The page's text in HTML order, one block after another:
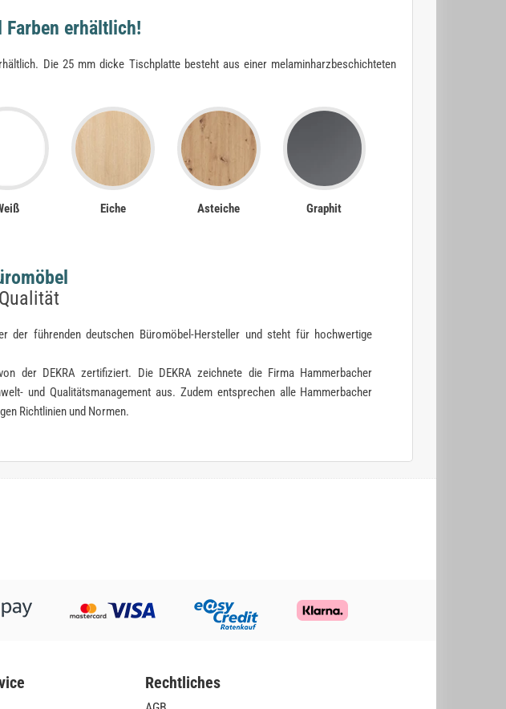
erhältlich!
Die 25 mm dicke Tischplatte besteht aus einer melaminharzbeschichteten
Eiche Asteiche Graphit
der führenden deutschen Büromöbel-Hersteller und steht für hochwertige
der DEKRA zertifiziert. Die DEKRA zeichnete die Firma Hammerbacher
und Qualitätsmanagement aus. Zudem entsprechen alle Hammerbacher
Richtlinien und Normen.
Rechtliches